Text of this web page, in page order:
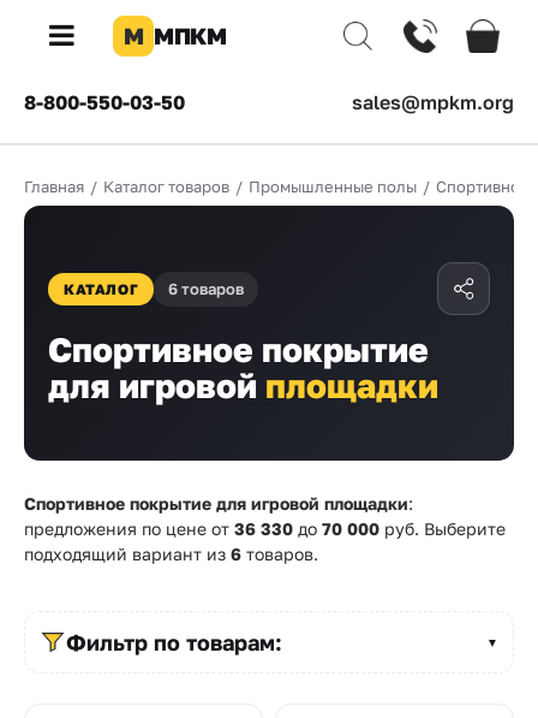
×
КОМПАНИЯ
Доставка
Оплата
Бренды
Прайс-
Калькуляторы
М МПКМ
8-800-550-03-50 sales@mpkm.org
Главная / Каталог товаров / Промышленные полы / Спортивное
КАТАЛОГ 6 товаров
Спортивное покрытие
для игровой площадки
Спортивное покрытие для игровой площадки:
предложения по цене от 36 330 до 70 000 руб. Выберите
подходящий вариант из 6 товаров.
Фильтр по товарам: ▼